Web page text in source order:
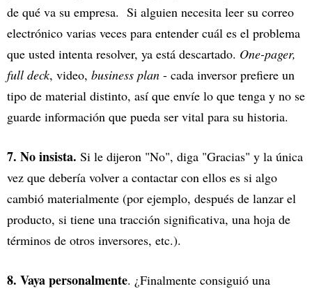
de qué va su empresa. Si alguien necesita leer su correo
electrónico varias veces para entender cuál es el problema
que usted intenta resolver, ya está descartado. One-pager,
full deck, video, business plan - cada inversor prefiere un
tipo de material distinto, así que envíe lo que tenga y no se
guarde información que pueda ser vital para su historia.
7. No insista. Si le dijeron "No", diga "Gracias" y la única
vez que debería volver a contactar con ellos es si algo
cambió materialmente (por ejemplo, después de lanzar el
producto, si tiene una tracción significativa, una hoja de
términos de otros inversores, etc.).
8. Vaya personalmente. ¿Finalmente consiguió una